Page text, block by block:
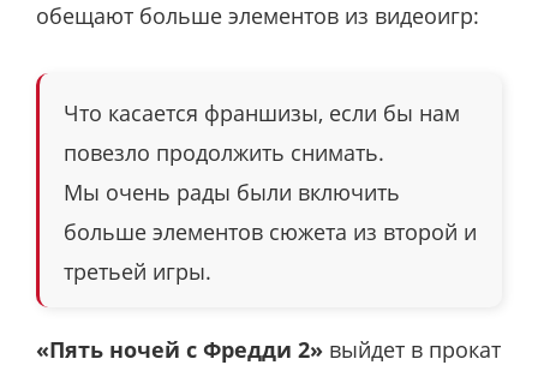
обещают больше элементов из видеоигр:
Что касается франшизы, если бы нам
повезло продолжить снимать.
Мы очень рады были включить
больше элементов сюжета из второй и
третьей игры.
«Пять ночей с Фредди 2» выйдет в прокат